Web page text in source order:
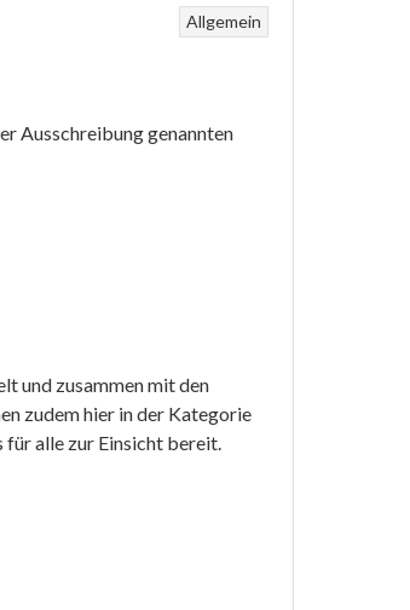
Allgemein
Ausschreibung genannten
und zusammen mit den
zudem hier in der Kategorie
alle zur Einsicht bereit.